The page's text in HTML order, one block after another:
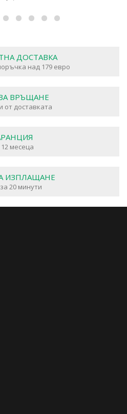
ДОСТАВКА
над 179 евро
ВРЪЩАНЕ
от доставката
месеца
ИЗПЛАЩАНЕ
20 минути